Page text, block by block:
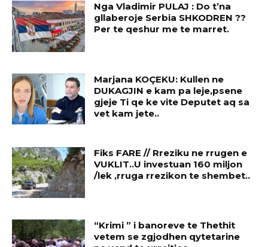
Nga Vladimir PULAJ : Do t’na
gllaberoje Serbia SHKODREN ??
Per te qeshur me te marret.
Marjana KOÇEKU: Kullen ne
DUKAGJIN e kam pa leje,psene
gjeje Ti qe ke vite Deputet aq sa
vet kam jete..
Fiks FARE // Rreziku ne rrugen e
VUKLIT..U investuan 160 miljon
/lek ,rruga rrezikon te shembet..
“Krimi ” i banoreve te Thethit
vetem se zgjodhen qytetarine